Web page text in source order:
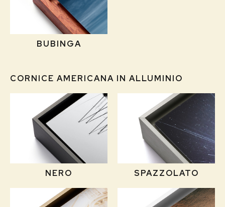
BUBINGA
CORNICE AMERICANA IN ALLUMINIO
NERO SPAZZOLATO